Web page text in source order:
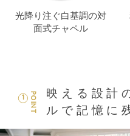
光降り注ぐ白基調の対
面式チャペル
POINT
1
映える設計
ルで記憶に